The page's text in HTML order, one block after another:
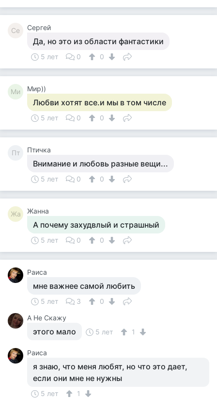
Се Сергей
Да, но это из области фантастики
5 лет 0 0
Ми Мир))
Любви хотят все.и мы в том числе
5 лет 0 0
Пт Птичка
Внимание и любовь разные вещи...
5 лет 0 0
Жа Жанна
А почему захудвлый и страшный
5 лет 0 0
Раиса
мне важнее самой любить
5 лет 3
0
А Не Скажу
этого мало 5 лет 1
Раиса
я знаю, что меня любят, но что это дает,
если они мне не нужны
5 лет
1